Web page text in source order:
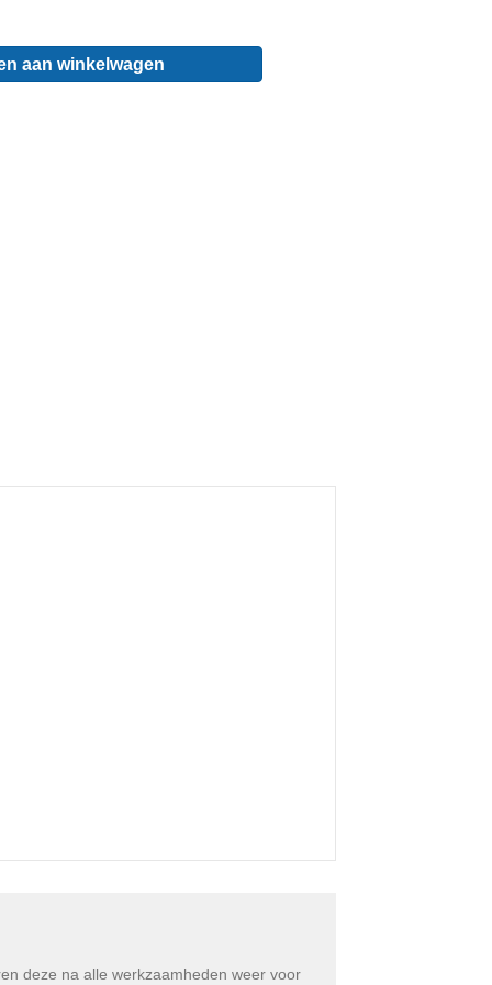
aan winkelwagen
deze na alle werkzaamheden weer voor